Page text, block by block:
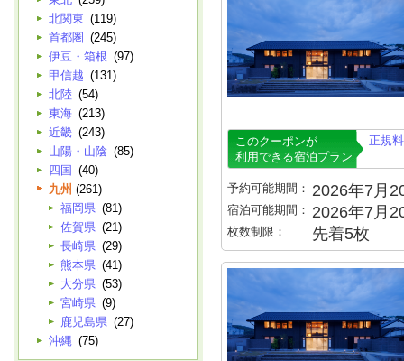
北関東 (119)
首都圏 (245)
伊豆・箱根 (97)
甲信越 (131)
北陸 (54)
東海 (213)
近畿 (243)
山陽・山陰 (85)
四国 (40)
九州 (261)
福岡県 (81)
佐賀県 (21)
長崎県 (29)
熊本県 (41)
大分県 (53)
宮崎県 (9)
鹿児島県 (27)
沖縄 (75)
このクーポンが
利用できる宿泊プラン
正規
予約可能期間： 2026年7月
宿泊可能期間： 2026年7月
枚数制限： 先着5枚